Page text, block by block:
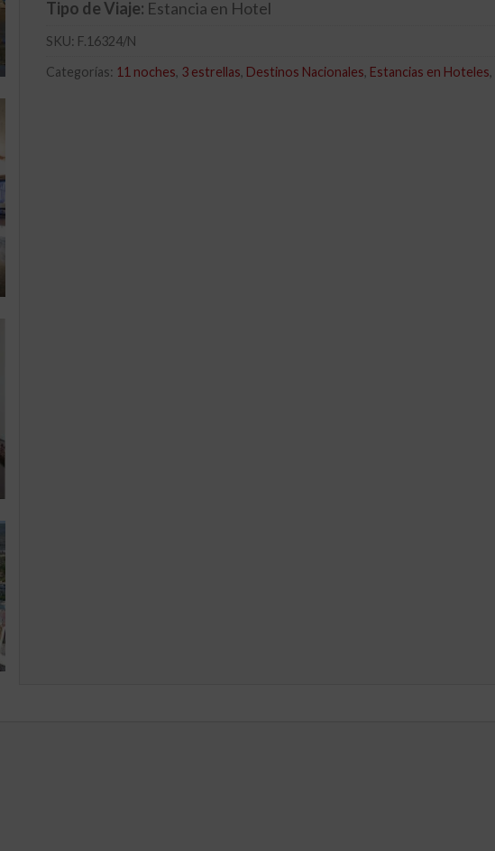
Tipo de Viaje: Estancia en Hotel
SKU: F.16324/N
Categorías: 11 noches, 3 estrellas, Destinos Nacionales, Estancias en Hoteles,